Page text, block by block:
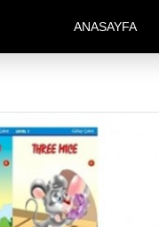
ANASAYFA